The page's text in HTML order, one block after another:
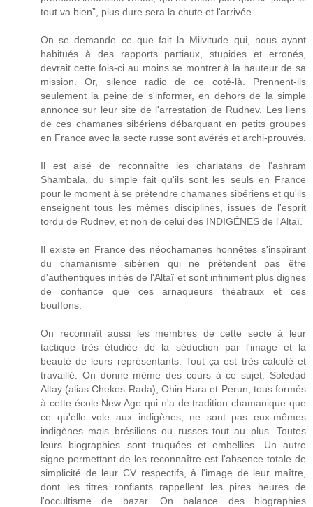
tout va bien”, plus dure sera la chute et l'arrivée.
On se demande ce que fait la Milvitude qui, nous ayant
habitués à des rapports partiaux, stupides et erronés,
devrait cette fois-ci au moins se montrer à la hauteur de sa
mission. Or, silence radio de ce coté-là. Prennent-ils
seulement la peine de s'informer, en dehors de la simple
annonce sur leur site de l'arrestation de Rudnev. Les liens
de ces chamanes sibériens débarquant en petits groupes
en France avec la secte russe sont avérés et archi-prouvés.
Il est aisé de reconnaître les charlatans de l'ashram
Shambala, du simple fait qu'ils sont les seuls en France
pour le moment à se prétendre chamanes sibériens et qu'ils
enseignent tous les mêmes disciplines, issues de l'esprit
tordu de Rudnev, et non de celui des INDIGÈNES de l'Altaï.
Il existe en France des néochamanes honnêtes s'inspirant
du chamanisme sibérien qui ne prétendent pas être
d'authentiques initiés de l'Altaï et sont infiniment plus dignes
de confiance que ces arnaqueurs théatraux et ces
bouffons.
On reconnaît aussi les membres de cette secte à leur
tactique très étudiée de la séduction par l'image et la
beauté de leurs représentants. Tout ça est très calculé et
travaillé. On donne même des cours à ce sujet. Soledad
Altay (alias Chekes Rada), Ohin Hara et Perun, tous formés
à cette école New Age qui n'a de tradition chamanique que
ce qu'elle vole aux indigènes, ne sont pas eux-mêmes
indigènes mais brésiliens ou russes tout au plus. Toutes
leurs biographies sont truquées et embellies. Un autre
signe permettant de les reconnaître est l'absence totale de
simplicité de leur CV respectifs, à l'image de leur maître,
dont les titres ronflants rappellent les pires heures de
l'occultisme de bazar. On balance des biographies